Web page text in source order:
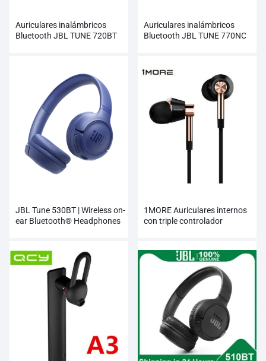
Auriculares inalámbricos
Bluetooth JBL TUNE 720BT
Auriculares inalámbricos
Bluetooth JBL TUNE 770NC
JBL Tune 530BT | Wireless on-
ear Bluetooth® Headphones
1MORE Auriculares internos
con triple controlador